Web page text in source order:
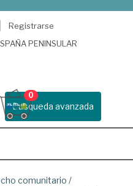
Registrarse
PENINSULAR
Busqueda avanzada
0
comunitario /